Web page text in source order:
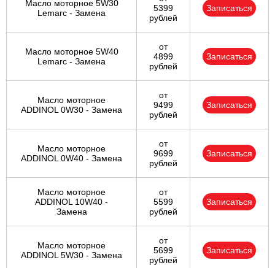
Масло моторное 5W30
Lemarc - Замена
5399
рублей
Записаться
Масло моторное 5W40
Lemarc - Замена
от
4899
рублей
Записаться
Масло моторное
ADDINOL 0W30 - Замена
от
9499
рублей
Записаться
Масло моторное
ADDINOL 0W40 - Замена
от
9699
рублей
Записаться
Масло моторное
ADDINOL 10W40 -
Замена
от
5599
рублей
Записаться
Масло моторное
ADDINOL 5W30 - Замена
от
5699
рублей
Записаться